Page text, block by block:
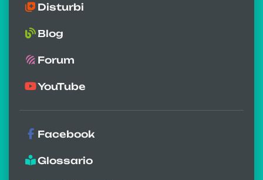
Disturbi
Blog
Forum
YouTube
Facebook
Glossario